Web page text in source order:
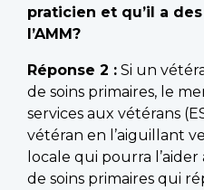
praticien et qu’il a
l’AMM?
Réponse 2 : Si un
de soins primaires, le
services aux vétérans
vétéran en l’aiguillant
locale qui pourra
de soins primaires qui